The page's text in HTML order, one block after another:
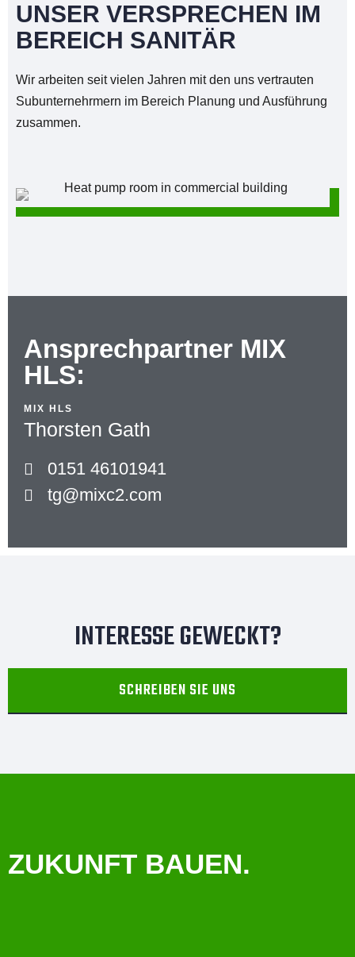
UNSER VERSPRECHEN IM
BEREICH SANITÄR
Wir arbeiten seit vielen Jahren mit den uns vertrauten
Subunternehrmern im Bereich Planung und Ausführung
zusammen.
Ansprechpartner MIX
HLS:
MIX HLS
Thorsten Gath
0151 46101941
tg@mixc2.com
INTERESSE GEWECKT?
SCHREIBEN SIE UNS
ZUKUNFT BAUEN.